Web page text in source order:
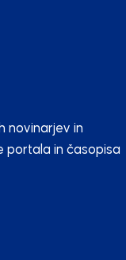
novinarjev in
portala in časopisa